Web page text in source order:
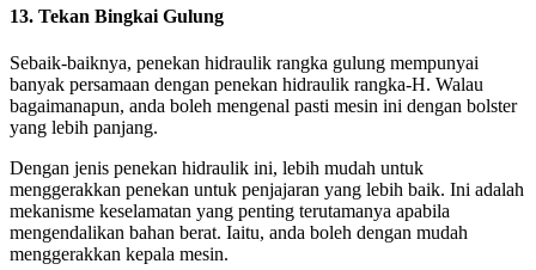
13. Tekan Bingkai Gulung
Sebaik-baiknya, penekan hidraulik rangka gulung mempunyai
banyak persamaan dengan penekan hidraulik rangka-H. Walau
bagaimanapun, anda boleh mengenal pasti mesin ini dengan bolster
yang lebih panjang.
Dengan jenis penekan hidraulik ini, lebih mudah untuk
menggerakkan penekan untuk penjajaran yang lebih baik. Ini adalah
mekanisme keselamatan yang penting terutamanya apabila
mengendalikan bahan berat. Iaitu, anda boleh dengan mudah
menggerakkan kepala mesin.